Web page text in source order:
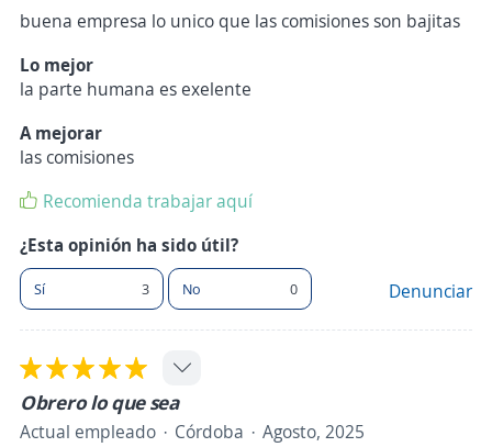
buena empresa lo unico que las comisiones son bajitas
Lo mejor
la parte humana es exelente
A mejorar
las comisiones
Recomienda trabajar aquí
¿Esta opinión ha sido útil?
Sí 3 No 0 Denunciar
Obrero lo que sea
Actual empleado Córdoba
Agosto, 2025